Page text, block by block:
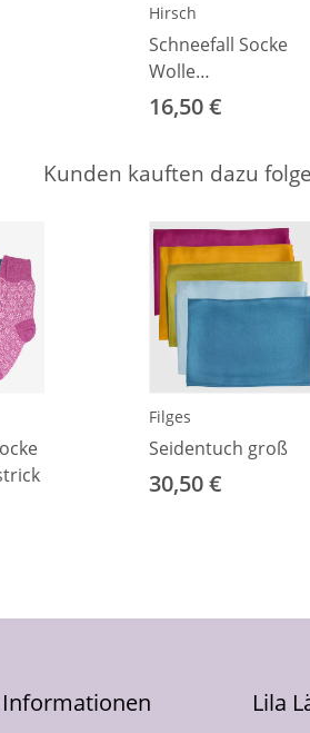
Hirsch
Schneefall Socke
Wolle
schiefer/natur/
schwarz 36–37
16,50 €
Kunden kauften dazu
Filges
Seidentuch groß
30,50 €
Lila